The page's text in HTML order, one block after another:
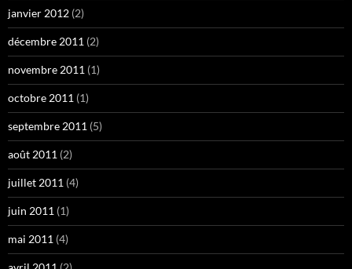
janvier 2012 (2)
décembre 2011 (2)
novembre 2011 (1)
octobre 2011 (1)
septembre 2011 (5)
août 2011 (2)
juillet 2011 (4)
juin 2011 (1)
mai 2011 (4)